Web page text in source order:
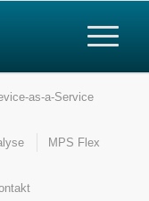
as-a-Service
MPS Flex